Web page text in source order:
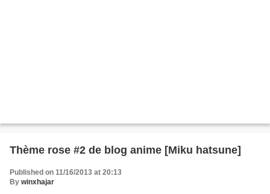
Thème rose #2 de blog anime [Miku hatsune]
Published on 11/16/2013 at 20:13
By winxhajar